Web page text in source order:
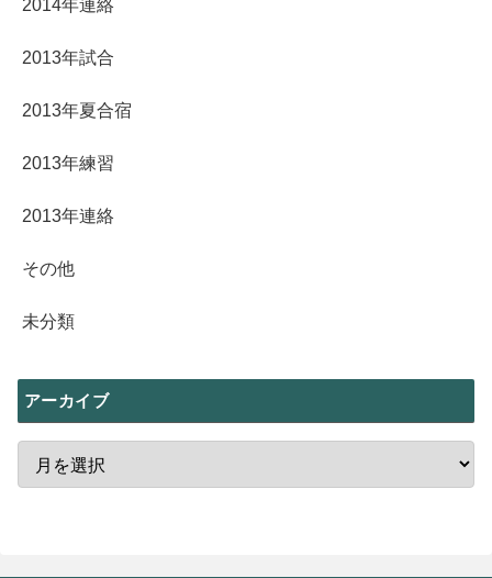
2014年連絡
2013年試合
2013年夏合宿
2013年練習
2013年連絡
その他
未分類
アーカイブ